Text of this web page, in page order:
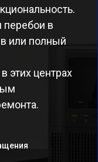
перебои в
или полный
этих центрах